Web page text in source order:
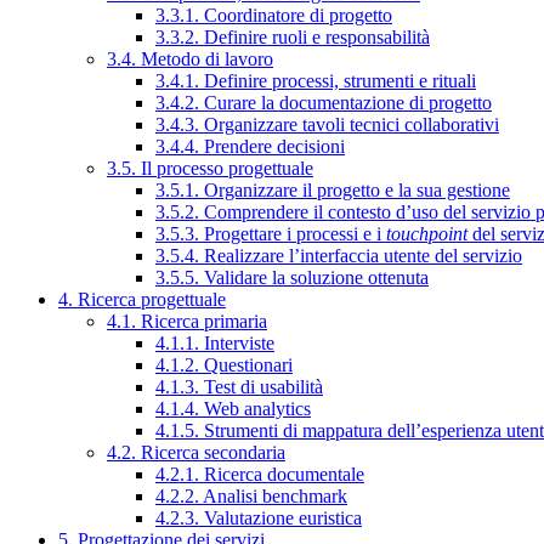
3.3.1. Coordinatore di progetto
3.3.2. Definire ruoli e responsabilità
3.4. Metodo di lavoro
3.4.1. Definire processi, strumenti e rituali
3.4.2. Curare la documentazione di progetto
3.4.3. Organizzare tavoli tecnici collaborativi
3.4.4. Prendere decisioni
3.5. Il processo progettuale
3.5.1. Organizzare il progetto e la sua gestione
3.5.2. Comprendere il contesto d’uso del servizio
3.5.3. Progettare i processi e i touchpointdel
3.5.4. Realizzare l’interfaccia utente del servizio
3.5.5. Validare la soluzione ottenuta
4. Ricerca progettuale
4.1. Ricerca primaria
4.1.1. Interviste
4.1.2. Questionari
4.1.3. Test di usabilità
4.1.4. Web analytics
4.1.5. Strumenti di mappatura dell’esperienza
4.2. Ricerca secondaria
4.2.1. Ricerca documentale
4.2.2. Analisi benchmark
4.2.3. Valutazione euristica
5. Progettazione dei servizi